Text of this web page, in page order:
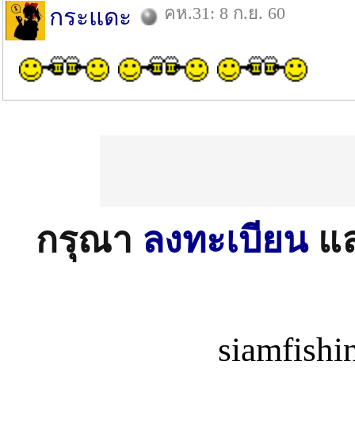
กระแดะ คห.31: 8 ก.ย. 60
กรุณา ลงทะเบียนแ